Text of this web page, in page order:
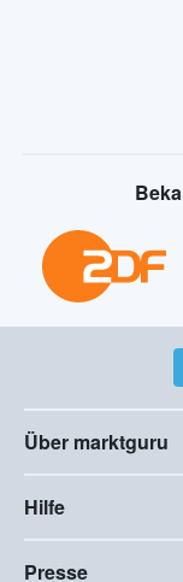
Über marktguru
Hilfe
Presse